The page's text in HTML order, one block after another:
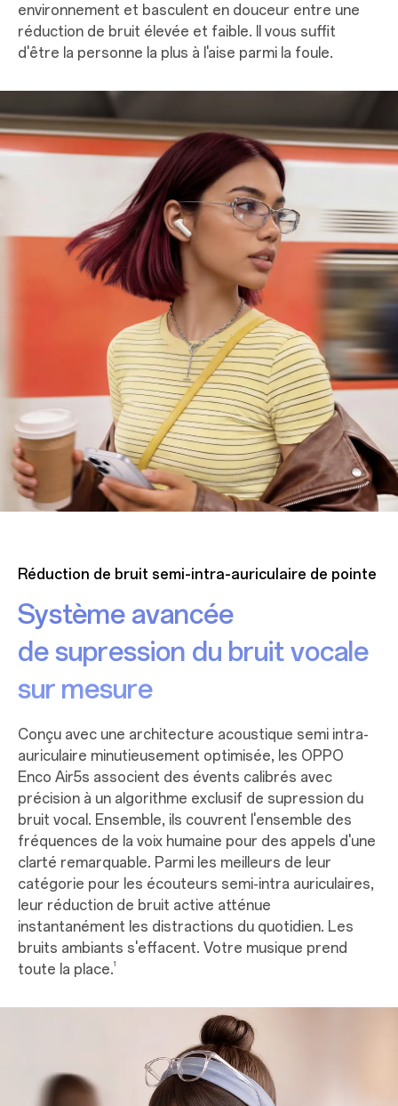
environnement et basculent en douceur entre une
réduction de bruit élevée et faible. Il vous suffit
d'être la personne la plus à l'aise parmi la foule.
Réduction de bruit semi-intra-auriculaire de pointe
Système avancée
de supression du bruitvocale
sur mesure
Conçu avec une architecture acoustique semi intra-
auriculaire minutieusement optimisée, les OPPO
Enco Air5s associent des évents calibrés avec
précision à un algorithme exclusif de supression du
bruit vocal. Ensemble, ils couvrent l'ensemble des
fréquences de la voix humaine pour des appels d'une
clarté remarquable. Parmi les meilleurs de leur
catégorie pour les écouteurs semi-intra auriculaires,
leur réduction de bruit active atténue
instantanément les distractions du quotidien. Les
bruits ambiants s'effacent. Votre musique prend
toute la place.1